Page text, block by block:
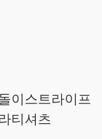
이스트라이프
티셔츠